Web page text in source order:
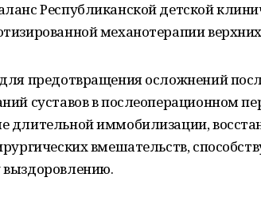
Республиканской детской
механотерапии
предотвращения осложнений
суставов в послеоперационном
длительной иммобилизации,
вмешательств,
выздоровлению.